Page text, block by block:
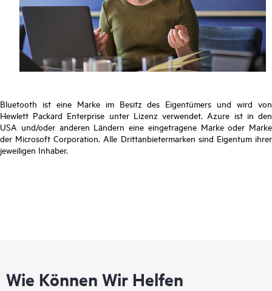
Bluetooth ist eine Marke im Besitz des Eigentümers und wird von
Hewlett Packard Enterprise unter Lizenz verwendet. Azure ist in den
USA und/oder anderen Ländern eine eingetragene Marke oder Marke
der Microsoft Corporation. Alle Drittanbietermarken sind Eigentum ihrer
jeweiligen Inhaber.
Wie Können Wir Helfen